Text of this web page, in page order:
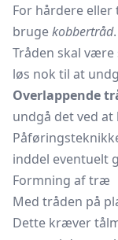
For hårdere eller
brugekobbertråd.
Tråden skal
løs nok til at
Overlappende
undgå det ved
inddel eventuelt
Formning af træ
Med tråden på
Dette kræver